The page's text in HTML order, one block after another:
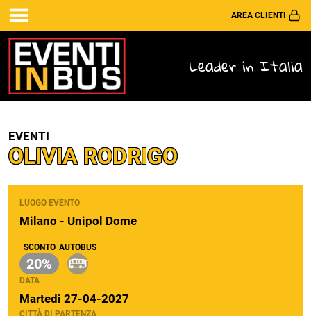
AREA CLIENTI
Leader in Italia
EVENTI
OLIVIA RODRIGO
LUOGO EVENTO
Milano - Unipol Dome
SCONTO
20%
AUTOBUS
DATA
Martedì 27-04-2027
CITTÀ DI PARTENZA